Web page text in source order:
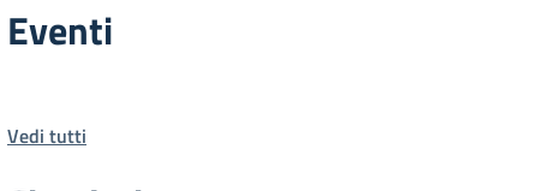
Eventi
Vedi tutti